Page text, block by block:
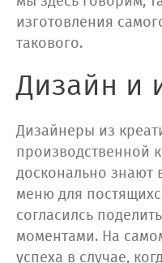
изготовления
такового.
Дизайн и
Дизайнеры из
производственной
досконально знают
меню для
согласилсь
моментами. На
успеха в случае,